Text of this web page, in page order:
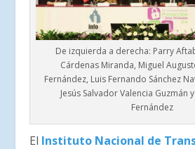
De izquierda a derecha: Parry
Cárdenas Miranda, Miguel
Fernández, Luis Fernando Sánchez
Jesús Salvador Valencia Guzmán
Fernández
El Instituto Nacional de